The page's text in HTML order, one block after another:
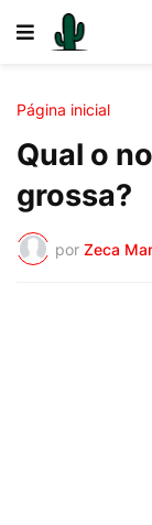
Página inicial
Qual o
grossa?
por Zeca